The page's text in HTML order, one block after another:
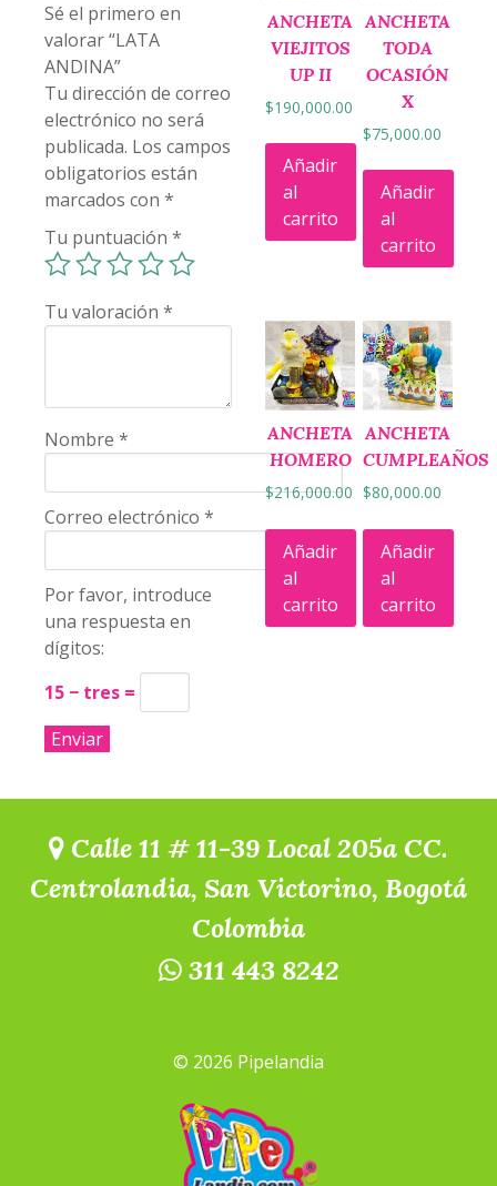
Sé el primero en
valorar “LATA
ANDINA”
Tu dirección de correo
electrónico no será
publicada. Los campos
obligatorios están
marcados con *
Tu puntuación *
Tu valoración *
Nombre *
Correo electrónico *
Por favor, introduce
una respuesta en
dígitos:
15 − tres =
ANCHETA
VIEJITOS
UP II
$190,000.00
Añadir
al
carrito
ANCHETA
TODA
OCASIÓN
X
$75,000.00
Añadir
al
carrito
ANCHETA
HOMERO
$216,000.00
Añadir
al
carrito
ANCHETA
CUMPLEAÑOS
$80,000.00
Añadir
al
carrito
Calle 11 # 11-39 Local 205a CC.
Centrolandia, San Victorino, Bogotá
Colombia
311 443 8242
© 2026 Pipelandia